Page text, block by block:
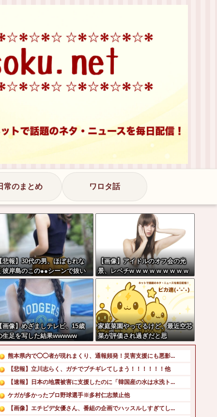
常のまとめ ワロタ話
悲報】30代の男、ほぼもれな
彼岸島のこの●●シーンで抜い
る件
【画像】アイドルのオフ会の光
景、レベチw w w w w w w w w
w w
画像】めざましテレビ、15歳
生足を写した結果wwwww
家庭菜園やってるけど、最近空芯
菜が評価され過ぎだと思
う！！！！！
熊本県内で◯◯者が現れまくり、通報頻発！災害支援にも悪影...
【悲報】立川志らく、ガチでブチギレてしまう！！！！！！他
【速報】日本の地震被害に支援したのに「韓国産の水は水洗ト...
ケガが多かったプロ野球選手※多村仁志禁止他
【画像】エチビデ女優さん、番組の企画でハッスルしすぎてし...